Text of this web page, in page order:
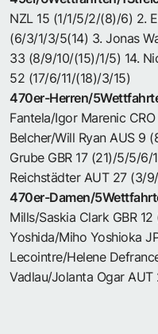
NZL 15 (1/1/5/2/(8)/6) 2.
(6/3/1/3/5(14) 3. Jonas
33 (8/9/10/(15)/1/5) 14.
52 (17/6/11/(18)/3/15)
470er-Herren/
Fantela/Igor Marenic
Belcher/Will Ryan AUS 9
Grube GBR 17 (21)/5/5/6/
Reichstädter AUT 27 (3/
470er-Damen/
Mills/Saskia Clark GBR
Yoshida/Miho Yoshioka
Lecointre/Helene
Vadlau/Jolanta Ogar